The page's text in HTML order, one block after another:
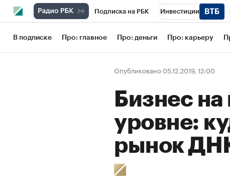
Подписка на РБК Инвестиции
Школа управления РБК РБК
Рынок наличной валюты
В подписке Про: главное Про: деньги Про: карьеру
Опубликовано 05.12.2019, 12:00
Бизнес
уровне:
рынок